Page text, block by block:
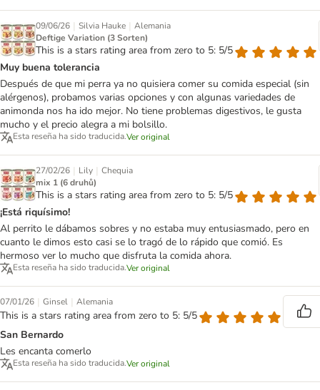
09/06/26 | Silvia Hauke | Alemania
Deftige Variation (3 Sorten)
This is a stars rating area from zero to 5: 5/5
Muy buena tolerancia
Después de que mi perra ya no quisiera comer su comida especial (sin
alérgenos), probamos varias opciones y con algunas variedades de
animonda nos ha ido mejor. No tiene problemas digestivos, le gusta
mucho y el precio alegra a mi bolsillo.
Esta reseña ha sido traducida.Ver original
27/02/26 | Lily | Chequia
mix 1 (6 druhů)
This is a stars rating area from zero to 5: 5/5
¡Está riquísimo!
Al perrito le dábamos sobres y no estaba muy entusiasmado, pero en
cuanto le dimos esto casi se lo tragó de lo rápido que comió. Es
hermoso ver lo mucho que disfruta la comida ahora.
Esta reseña ha sido traducida.Ver original
07/01/26 | Ginsel | Alemania
This is a stars rating area from zero to 5: 5/5
San Bernardo
Les encanta comerlo
Esta reseña ha sido traducida.Ver original